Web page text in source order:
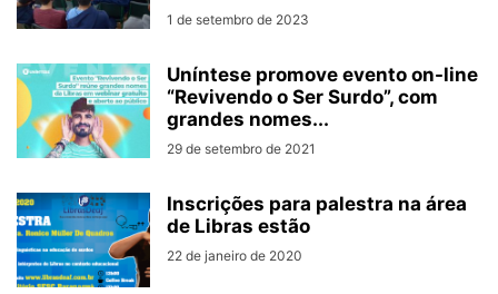
1 de setembro de 2023
Uníntese promove evento on-line
“Revivendo o Ser Surdo”, com
grandes nomes...
29 de setembro de 2021
Inscrições para palestra na área
de Libras estão
22 de janeiro de 2020